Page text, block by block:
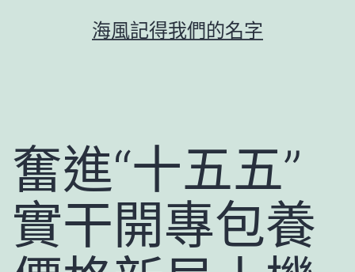
海風記得我們的名字
奮進“十五五”
實干開專包養